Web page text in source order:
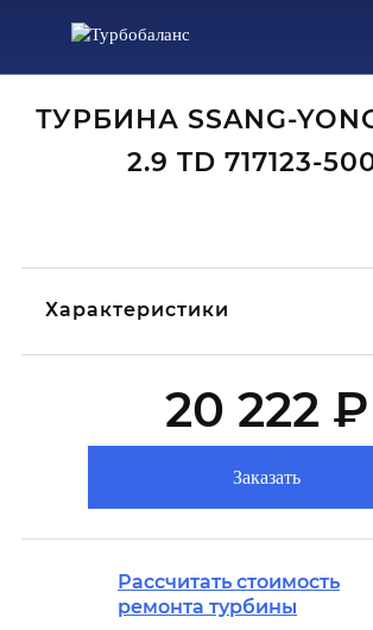
ТУРБИНА SSANG-
2.9 TD 717123-
Характеристики
20 222 ₽
Заказать
Рассчитать стоимость
ремонта турбины